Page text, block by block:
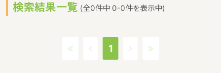
家賃相場：9.1万円（2017年10月賃貸住宅 D-room調べ）沖縄県
は、東京からは1600キロ。沖縄最西端の与那国島から台湾までは
然、文化、産業もこうした地理的環境に大きな影響を受けていると
検索結果一覧 (全0件中 0-0件を表示中)
1